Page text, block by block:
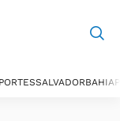
SALVADORBAHIA